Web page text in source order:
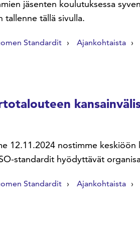
jäsenten koulutuksessa
tallenne tällä sivulla.
Standardit Ajankohtaista
12.11.2024 nostimme
standardit hyödyttävät
Standardit Ajankohtaista